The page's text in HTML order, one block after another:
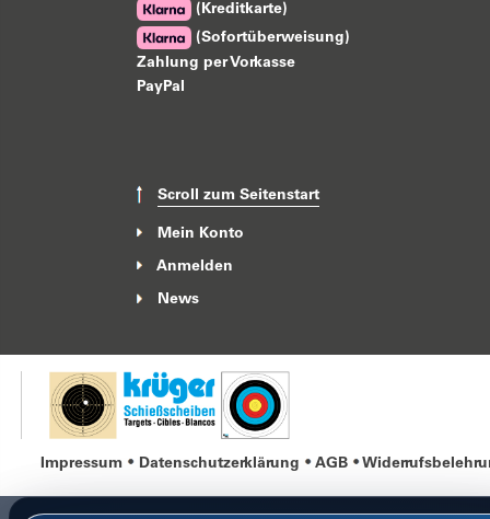
(Kreditkarte)
(Sofortüberweisung)
Zahlung per Vorkasse
PayPal
Scroll zum Seitenstart
Mein Konto
Anmelden
News
Impressum Datenschutzerklärung AGB